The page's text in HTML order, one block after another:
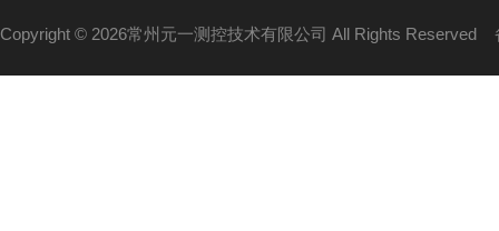
Copyright © 2026常州元一测控技术有限公司 All Rights Reserved